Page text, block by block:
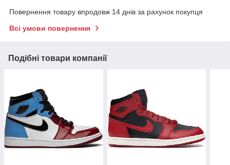
Повернення товару впродовж 14 днів за рахунок покупця
Всі умови повернення
Подібні товари компанії